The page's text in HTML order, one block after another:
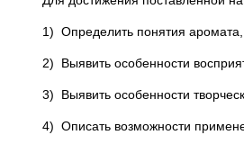
1) Определить понятия
2) Выявить особенности
3) Выявить особенности
4) Описать возможности